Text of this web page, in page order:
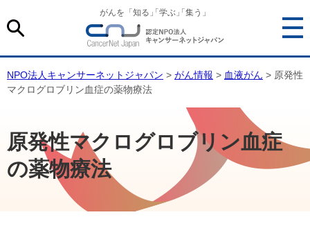
がんを「知る 「学ぶ 「集う」
NPO法人キャンサーネットジャパン > がん情報 > 血液がん > 原発性
マクログロブリン血症の薬物療法
原発性マクログロブリン血症
の薬物療法